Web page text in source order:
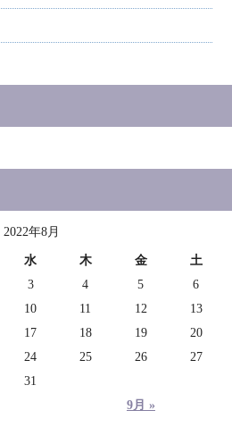
2022年8月
水 木 金 土
9月 »
3 4 5
6
10 11 12
13
17 18 19
20
24 25 26
27
31